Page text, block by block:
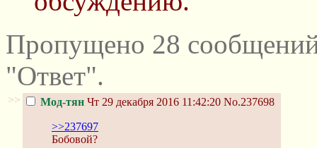
Пропущено 28
"Ответ".
>> Мод-тян Чт 29 декабря 2016 11:42:20 No.237698
>>237697
Бобовой?